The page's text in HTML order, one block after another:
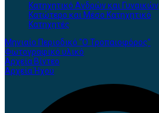
Κατηχητικό Ανδρών και Γυναικών
Κατώτερο και Μέσο Κατηχητικό
Κατηχητές
Μηνιαίο Περιοδικό "Ο Τροπαιοφόρος"
Φωτογραφικό υλικό
Αρχεία Βίντεο
Αρχεία Ήχου